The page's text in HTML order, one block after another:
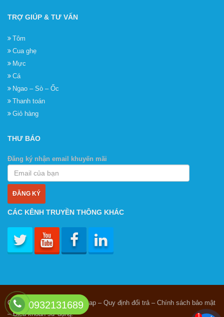
TRỢ GIÚP & TƯ VẤN
Tôm
Cua ghẹ
Mực
Cá
Ngao – Sò – Ốc
Thanh toán
Giỏ hàng
THƯ BÁO
Đăng ký nhận email khuyến mãi
CÁC KÊNH TRUYỀN THÔNG KHÁC
Giới thiệu – Liên hệ – Sitemap – Quy định đổi trả – Chính sách bảo mật
– Điều khoản sử dụng.
0932131689